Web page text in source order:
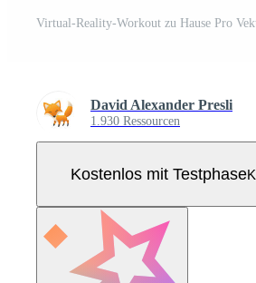
Virtual-Reality-Workout zu Hause Pro
David Alexander Presli
1.930 Ressourcen
Kostenlos mit Testphase